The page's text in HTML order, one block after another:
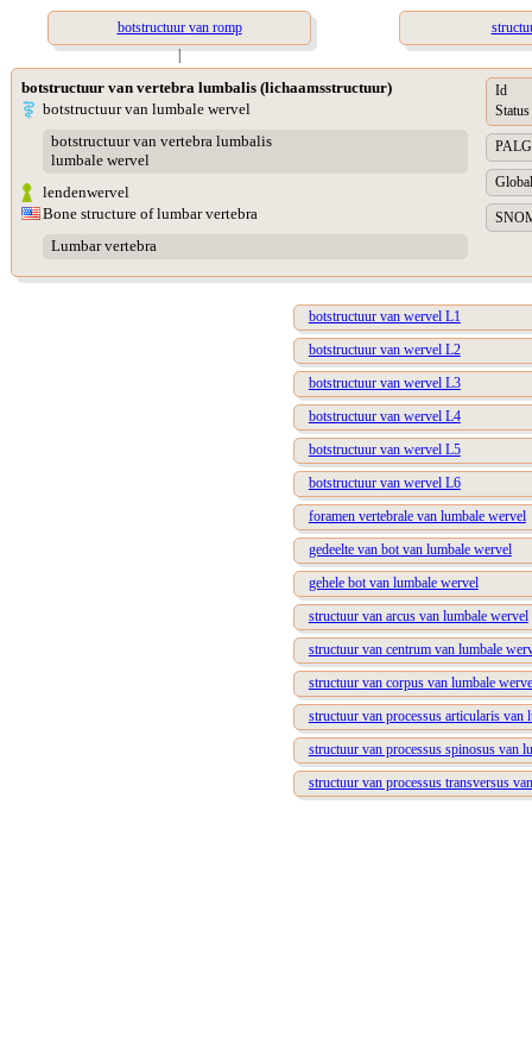
botstructuur van romp
|
botstructuur van vertebra lumbalis (lichaamsstructuur)
botstructuur van lumbale wervel
botstructuur van vertebra lumbalis
lumbale wervel
lendenwervel
Bone structure of lumbar vertebra
Lumbar vertebra
Id
Status
botstructuur van wervel L1
botstructuur van wervel L2
botstructuur van wervel L3
botstructuur van wervel L4
botstructuur van wervel L5
botstructuur van wervel L6
foramen vertebrale van lumbale wervel
gedeelte van bot van lumbale wervel
gehele bot van lumbale wervel
structuur van arcus van lumbale wervel
structuur van centrum van lumbale
structuur van corpus van lumbale
structuur van processus articularis van
structuur van processus spinosus van
structuur van processus transversus